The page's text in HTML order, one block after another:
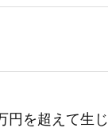
円を超えて生